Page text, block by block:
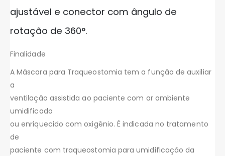
ajustável e conector com ângulo de
rotação de 360°.
Finalidade
A Máscara para Traqueostomia tem a função de auxiliar
a
ventilação assistida ao paciente com ar ambiente
umidificado
ou enriquecido com oxigênio. É indicada no tratamento
de
paciente com traqueostomia para umidificação da